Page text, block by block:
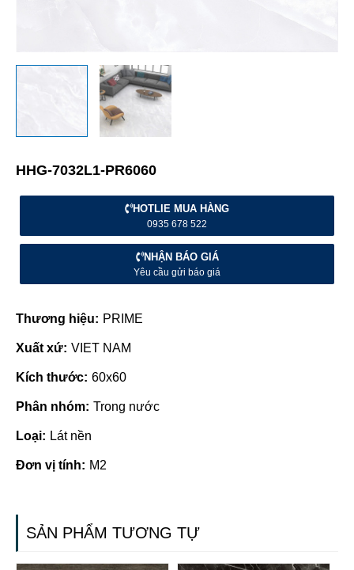
HHG-7032L1-PR6060
HOTLIE MUA HÀNG
0935 678 522
NHẬN BÁO GIÁ
Yêu cầu gửi báo giá
Thương hiệu: PRIME
Xuất xứ: VIET NAM
Kích thước: 60x60
Phân nhóm: Trong nước
Loại: Lát nền
Đơn vị tính: M2
SẢN PHẨM TƯƠNG TỰ